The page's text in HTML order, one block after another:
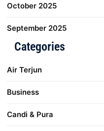
October 2025
September 2025
Categories
Air Terjun
Business
Candi & Pura